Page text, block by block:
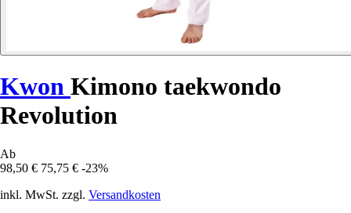
Kwon Kimono taekwondo
Revolution
Ab
98,50 € 75,75 € -23%
inkl. MwSt. zzgl. Versandkosten